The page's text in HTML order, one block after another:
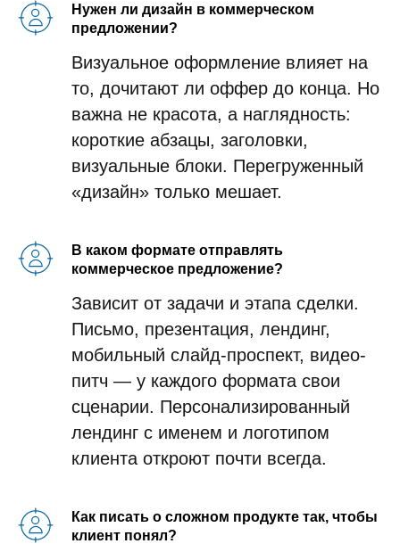
Нужен ли дизайн в коммерческом
предложении?
Визуальное оформление влияет на
то, дочитают ли оффер до конца. Но
важна не красота, а наглядность:
короткие абзацы, заголовки,
визуальные блоки. Перегруженный
«дизайн» только мешает.
В каком формате отправлять
коммерческое предложение?
Зависит от задачи и этапа сделки.
Письмо, презентация, лендинг,
мобильный слайд-проспект, видео-
питч — у каждого формата свои
сценарии. Персонализированный
лендинг с именем и логотипом
клиента откроют почти всегда.
Как писать о сложном продукте так, чтобы
клиент понял?